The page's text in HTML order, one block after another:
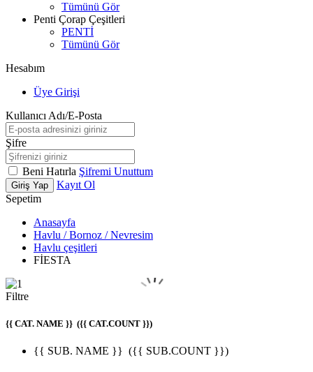
Tümünü Gör
Penti Çorap Çeşitleri
PENTİ
Tümünü Gör
Hesabım
Üye Girişi
Kullanıcı Adı/E-Posta
Şifre
Beni Hatırla Şifremi Unuttum
Giriş Yap
Kayıt Ol
Sepetim
Anasayfa
Havlu / Bornoz / Nevresim
Havlu çeşitleri
FİESTA
Filtre
{{ CAT. NAME }} ({{ CAT.COUNT }})
{{ SUB. NAME }} ({{ SUB.COUNT }})